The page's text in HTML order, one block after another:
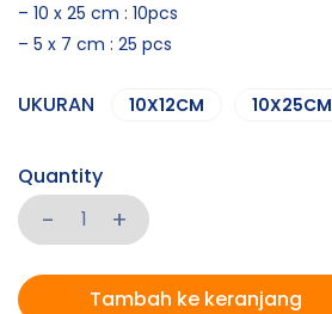
– 10 x 25 cm : 10pcs
– 5 x 7 cm : 25 pcs
UKURAN 10X12CM 10X25CM
Quantity
Tambah ke keranjang